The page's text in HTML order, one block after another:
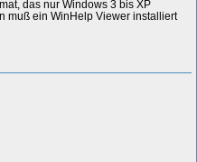
das nur Windows 3 bis XP
muß ein WinHelp Viewer installiert